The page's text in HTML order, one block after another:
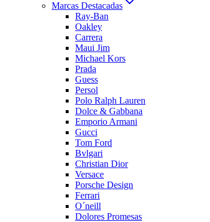
Marcas Destacadas
Ray-Ban
Oakley
Carrera
Maui Jim
Michael Kors
Prada
Guess
Persol
Polo Ralph Lauren
Dolce & Gabbana
Emporio Armani
Gucci
Tom Ford
Bvlgari
Christian Dior
Versace
Porsche Design
Ferrari
O´neill
Dolores Promesas